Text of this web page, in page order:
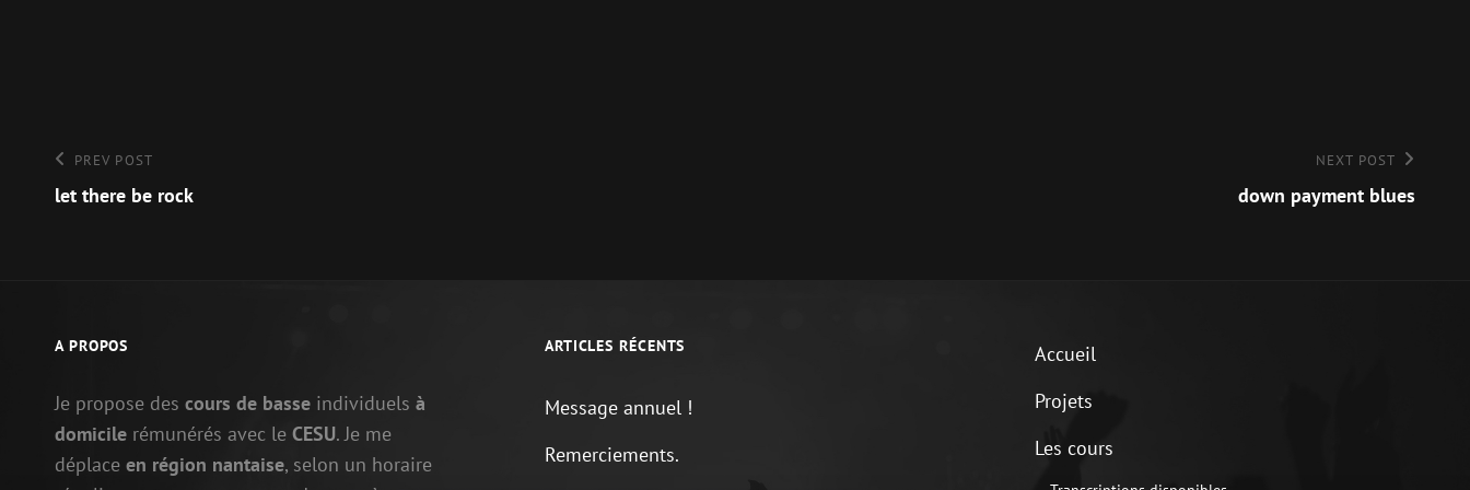
Navigation
de
Previous
Post
PREV POST
let there be rock
NEXT POST
down payment blues
A PROPOS
Je propose des cours de basse individuels à
domicile rémunérés avec le CESU. Je me
déplace en région nantaise, selon un horaire
ARTICLES RÉCENTS
Message annuel !
Remerciements.
Accueil
Projets
Les cours